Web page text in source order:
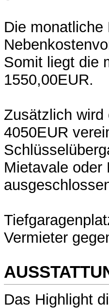
Die
Somit liegt die
1550,00EUR.
Zusätzlich
4050EUR
Mietavale oder
Vermieter
Das Highlight